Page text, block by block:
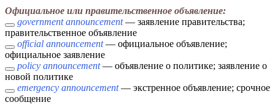
Официальное или правительственное объявление:
government announcement— заявление правительства;
правительственное объявление
official announcement— официальное объявление;
официальное заявление
policy announcement— объявление о политике; заявление о
новой политике
emergency announcement— экстренное объявление; срочное
сообщение